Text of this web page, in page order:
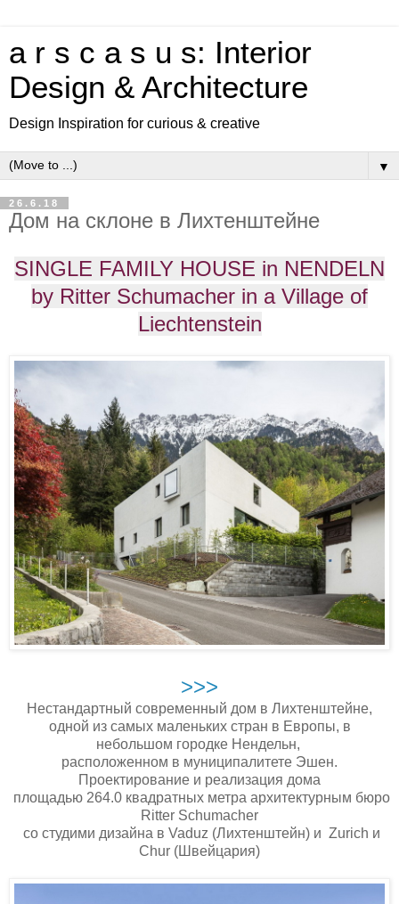
a r s c a s u s: Interior
Design & Architecture
Design Inspiration for curious & creative
▼
26.6.18
Дом на склоне в Лихтенштейне
SINGLE FAMILY HOUSE in NENDELN
by Ritter Schumacher in a Village of
Liechtenstein
>>>
Нестандартный современный дом в Лихтенштейне,
одной из самых маленьких стран в Европы, в
небольшом городке Нендельн,
расположенном в муниципалитете Эшен.
Проектирование и реализация дома
площадью 264.0 квадратных метра архитектурным бюро
Ritter Schumacher
со студими дизайна в Vaduz (Лихтенштейн) и Zurich и
Chur (Швейцария)